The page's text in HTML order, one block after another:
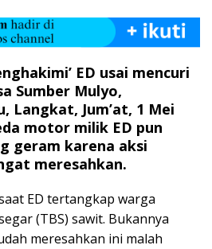
ED usai mencuri
Sumber Mulyo,
Langkat, Jum’at, 1 Mei
motor milik ED pun
geram karena aksi
meresahkan.
ED tertangkap warga
(TBS) sawit. Bukannya
meresahkan ini malah